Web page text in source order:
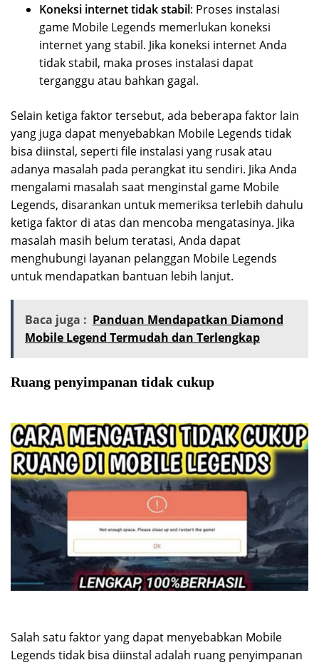
Koneksi internet tidak stabil: Proses instalasi
game Mobile Legends memerlukan koneksi
internet yang stabil. Jika koneksi internet Anda
tidak stabil, maka proses instalasi dapat
terganggu atau bahkan gagal.
Selain ketiga faktor tersebut, ada beberapa faktor lain
yang juga dapat menyebabkan Mobile Legends tidak
bisa diinstal, seperti file instalasi yang rusak atau
adanya masalah pada perangkat itu sendiri. Jika Anda
mengalami masalah saat menginstal game Mobile
Legends, disarankan untuk memeriksa terlebih dahulu
ketiga faktor di atas dan mencoba mengatasinya. Jika
masalah masih belum teratasi, Anda dapat
menghubungi layanan pelanggan Mobile Legends
untuk mendapatkan bantuan lebih lanjut.
Baca juga : Panduan Mendapatkan Diamond
Mobile Legend Termudah dan Terlengkap
Ruang penyimpanan tidak cukup
Salah satu faktor yang dapat menyebabkan Mobile
Legends tidak bisa diinstal adalah ruang penyimpanan